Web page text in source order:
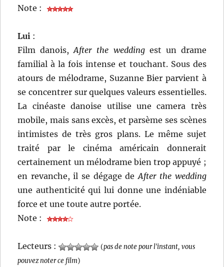
Note :
Lui :
Film danois,After the weddingest un drame
familial à la fois intense et touchant. Sous des
atours de mélodrame, Suzanne Bier parvient à
se concentrer sur quelques valeurs essentielles.
La cinéaste danoise utilise une camera très
mobile, mais sans excès, et parsème ses scènes
intimistes de très gros plans. Le même sujet
traité par le cinéma américain donnerait
certainement un mélodrame bien trop appuyé ;
en revanche, il se dégage deAfter the wedding
une authenticité qui lui donne une indéniable
force et une toute autre portée.
Note :
Lecteurs : (pas de note pour l'instant, vous
pouvez noter ce film)